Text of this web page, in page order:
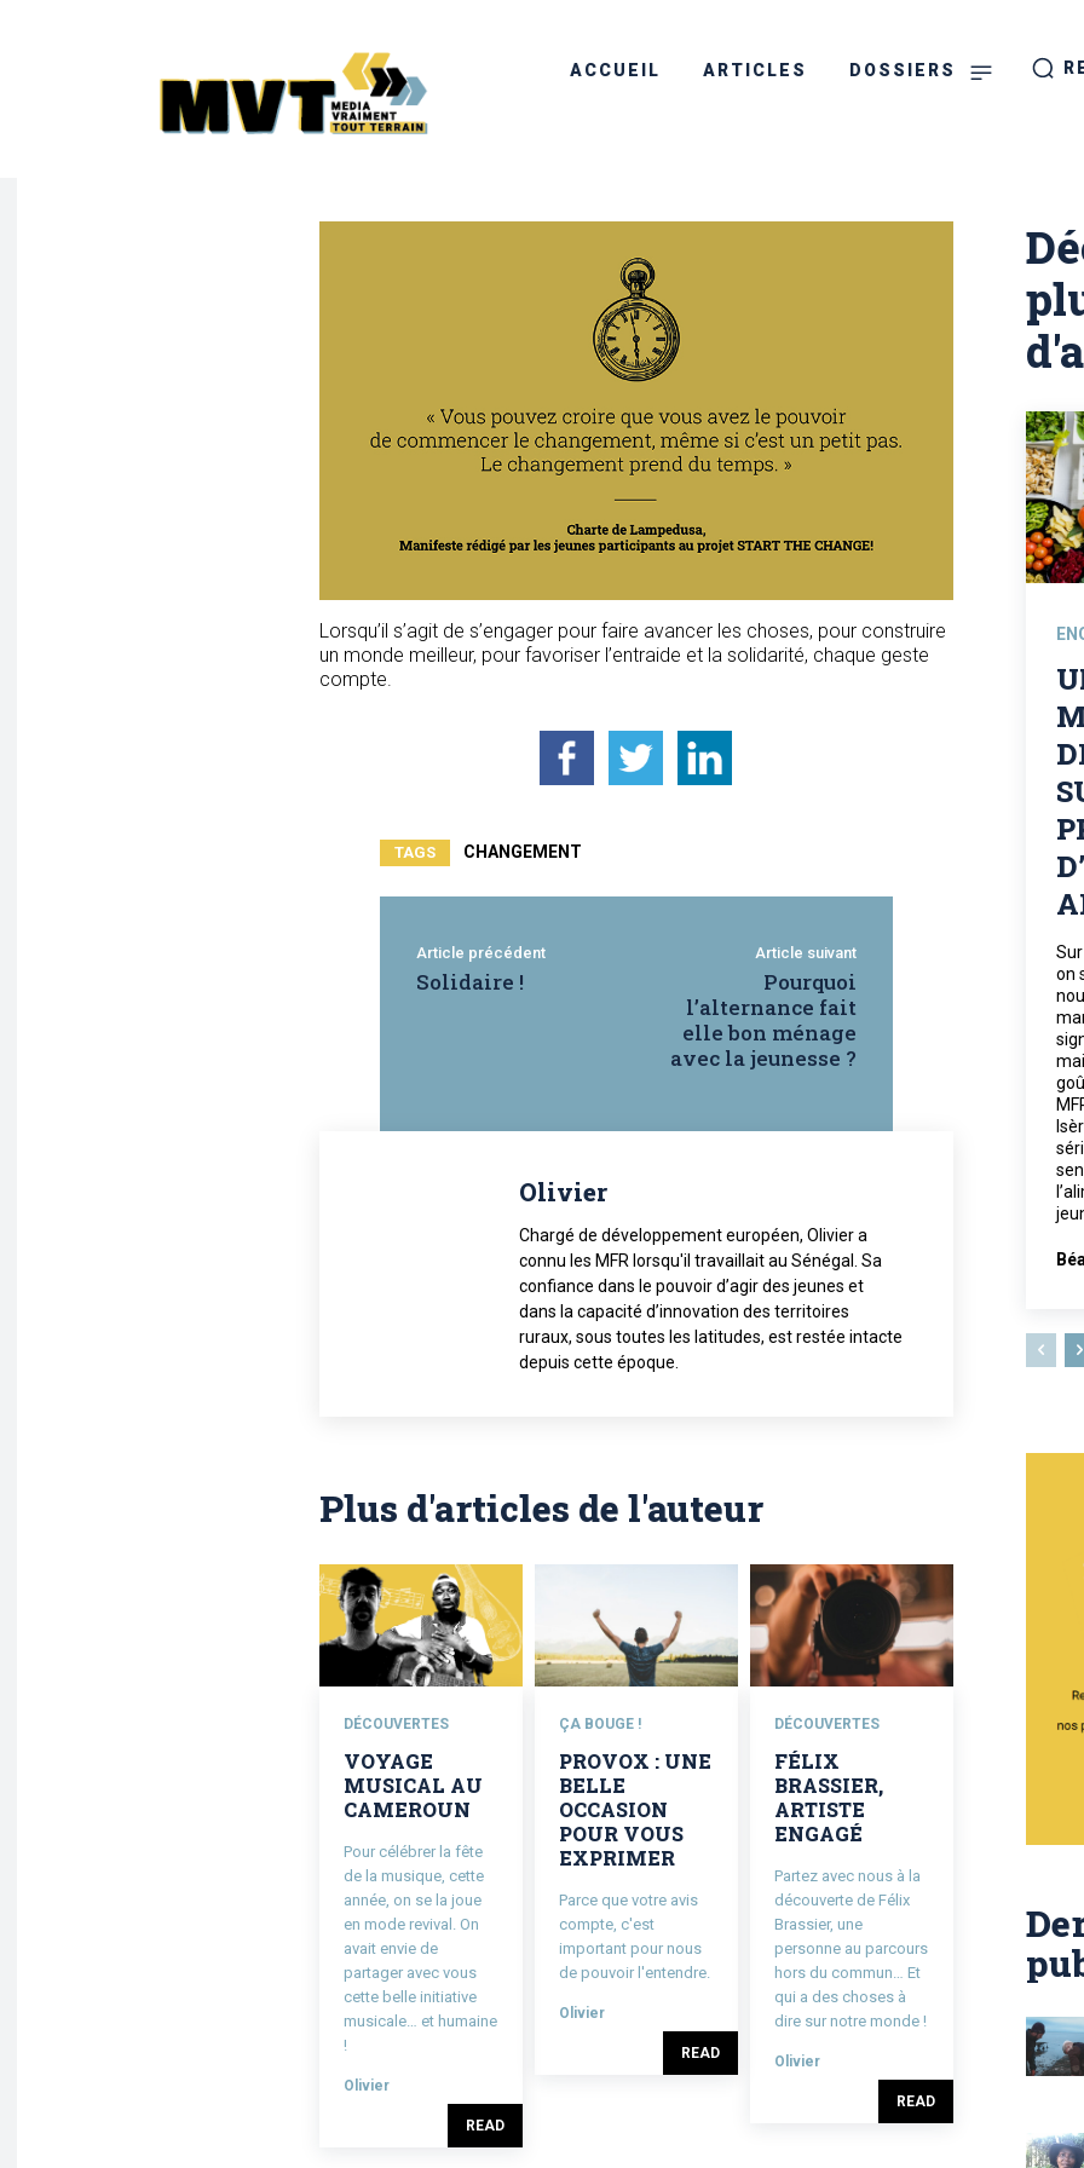
ACCUEIL ARTICLES DOSSIERS
15 décembre 2020
Lorsqu’il s’agit de s’engager pour faire avancer les choses, pour construire
un monde meilleur, pour favoriser l’entraide et la solidarité, chaque geste
compte.
TAGS CHANGEMENT
Article précédent
Solidaire !
Article suivant
Pourquoi
l’alternance fait
elle bon ménage
avec la jeunesse ?
Olivier
Chargé de développement européen, Olivier a
connu les MFR lorsqu'il travaillait au Sénégal. Sa
confiance dans le pouvoir d’agir des jeunes et
dans la capacité d’innovation des territoires
ruraux, sous toutes les latitudes, est restée intacte
depuis cette époque.
Plus d'articles de l'auteur
DÉCOUVERTES
VOYAGE
MUSICAL AU
CAMEROUN
Pour célébrer la fête
de la musique, cette
année, on se la joue
en mode revival. On
avait envie de
partager avec vous
cette belle initiative
musicale… et humaine
!
Olivier
READ
ÇA BOUGE !
PROVOX : UNE
BELLE
OCCASION
POUR VOUS
EXPRIMER
Parce que votre avis
compte, c'est
important pour nous
de pouvoir l'entendre.
Olivier
READ
DÉCOUVERTES
FÉLIX
BRASSIER,
ARTISTE
ENGAGÉ
Partez avec nous à la
découverte de Félix
Brassier, une
personne au parcours
hors du commun… Et
qui a des choses à
dire sur notre monde !
Olivier
READ
on